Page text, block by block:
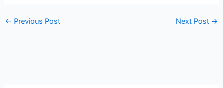
← Previous Post Next Post →